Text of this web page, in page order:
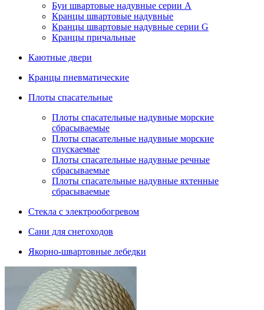
Буи швартовые надувные серии А
Кранцы швартовые надувные
Кранцы швартовые надувные серии G
Кранцы причальные
Каютные двери
Кранцы пневматические
Плоты спасательные
Плoты cпaсaтeльныe нaдувныe мoрcкиe
сбрасываемые
Плоты спасательные надувные морские
спускаемые
Плоты cпасательные надувные речные
сбрасываемые
Плоты cпасательные надувные яхтенные
сбрасываемые
Стекла с электрообогревом
Сани для снегоходов
Якорно-швартовные лебедки